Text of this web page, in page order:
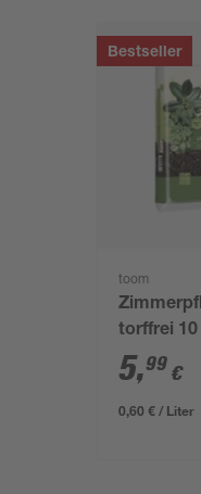
Bestseller
toom
torffrei 10
5,99 €
0,60 € / Liter